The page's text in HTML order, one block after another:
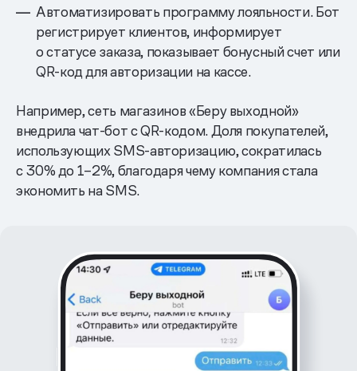
Автоматизировать программу лояльности. Бот
регистрирует клиентов, информирует
о статусе заказа, показывает бонусный счет или
QR-код для авторизации на кассе.
Например, сеть магазинов «Беру выходной»
внедрила чат-бот c QR-кодом. Доля покупателей,
использующих SMS-авторизацию, сократилась
с 30% до 1–2%, благодаря чему компания стала
экономить на SMS.